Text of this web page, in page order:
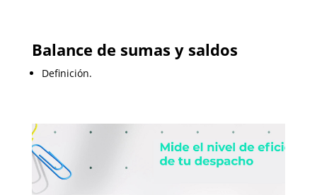
Balance de sumas y saldos
Definición.